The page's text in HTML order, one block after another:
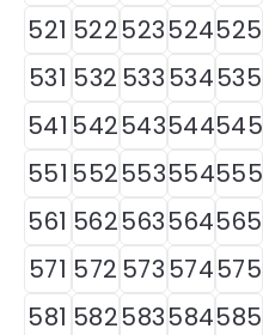
521 522523524525
531 532 533534535
541 542543544545
551 552553554555
561 562563564565
571 572 573574575
581 582583584585